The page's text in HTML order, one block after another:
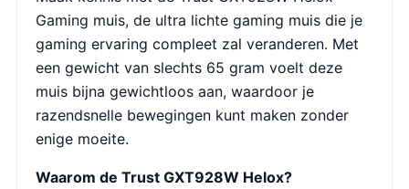
Gaming muis, de ultra lichte gaming muis die je
gaming ervaring compleet zal veranderen. Met
een gewicht van slechts 65 gram voelt deze
muis bijna gewichtloos aan, waardoor je
razendsnelle bewegingen kunt maken zonder
enige moeite.
Waarom de Trust GXT928W Helox?